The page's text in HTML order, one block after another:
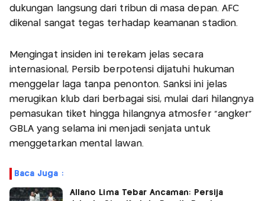
dukungan langsung dari tribun di masa depan. AFC
dikenal sangat tegas terhadap keamanan stadion.
Mengingat insiden ini terekam jelas secara
internasional, Persib berpotensi dijatuhi hukuman
menggelar laga tanpa penonton. Sanksi ini jelas
merugikan klub dari berbagai sisi, mulai dari hilangnya
pemasukan tiket hingga hilangnya atmosfer "angker"
GBLA yang selama ini menjadi senjata untuk
menggetarkan mental lawan.
Baca Juga :
Allano Lima Tebar Ancaman: Persija